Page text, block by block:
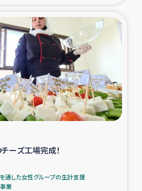
生活支援・農業復興支援
漁業復興支援
ーン・ボランティア日誌
経済自立支援事業
居場所づくり
者への食料支援と農家生産支援
区における羊の畜産支援
ーズ工場完成！
通した女性グループの生計支援
業